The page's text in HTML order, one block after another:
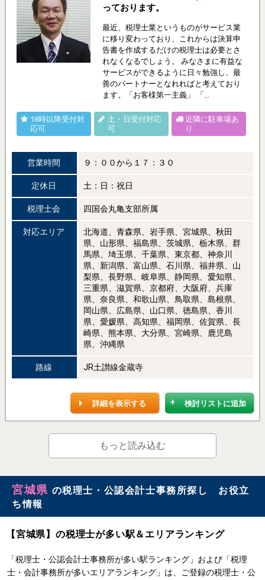
っております。
最近、税理士業というものがサービス業
に移り変わっており、これからは決算申
告書を作成するだけの税理士は必要とさ
れなくなるでしょう。 みなさまに有益な
サービスができるように日々勉強し、最
善のパートナーとなれればと考えており
ます。「お客様第一主義」 「...
18時以降受付対
応可
土・日受付対応
可
近隣に駐車場あ
り
営業時間 ９：００から１７：３０
定休日 土：日：祝日
税理士会 四国会丸亀支部所属
対応エリア
北海道、青森県、岩手県、宮城県、秋田
県、山形県、福島県、茨城県、栃木県、群
馬県、埼玉県、千葉県、東京都、神奈川
県、新潟県、富山県、石川県、福井県、山
梨県、長野県、岐阜県、静岡県、愛知県、
三重県、滋賀県、京都府、大阪府、兵庫
県、奈良県、和歌山県、鳥取県、島根県、
岡山県、広島県、山口県、徳島県、香川
県、愛媛県、高知県、福岡県、佐賀県、長
崎県、熊本県、大分県、宮崎県、鹿児島
県、沖縄県
路線 JR土讃線金蔵寺
検討リストに追加
詳細を表示する
もっと読み込む
宮城県 の税理士・公認会計士事務所探し お役立
ち情報
【宮城県】の税理士が多い駅＆エリアランキング
「税理士・公認会計士事務所が多い駅ランキング」および「税理
士・会計事務所が多いエリアランキング」は、ご登録の税理士・公